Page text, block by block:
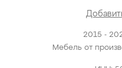
2015 -
Мебель от